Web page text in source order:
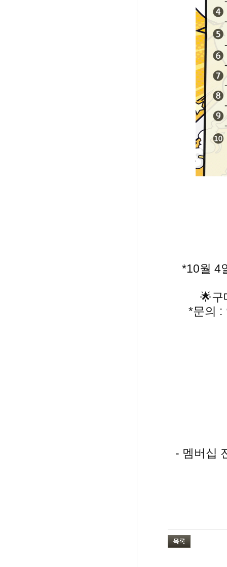
*10월 4
🌟구
*문의 :
- 멤버십